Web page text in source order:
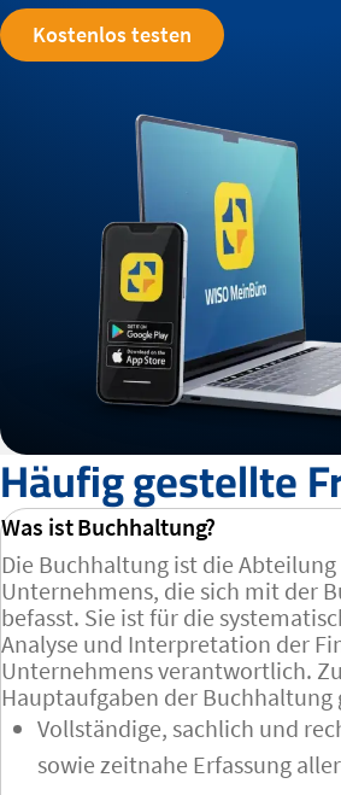
Kostenlos testen
Häufig gestellte
Was ist Buchhaltung?
Die Buchhaltung ist die Abteilung
Unternehmens, die sich mit der
befasst. Sie ist für die
Analyse und Interpretation der
Unternehmens verantwortlich.
Hauptaufgaben der Buchhaltung
Vollständige, sachlich und
sowie zeitnahe Erfassung